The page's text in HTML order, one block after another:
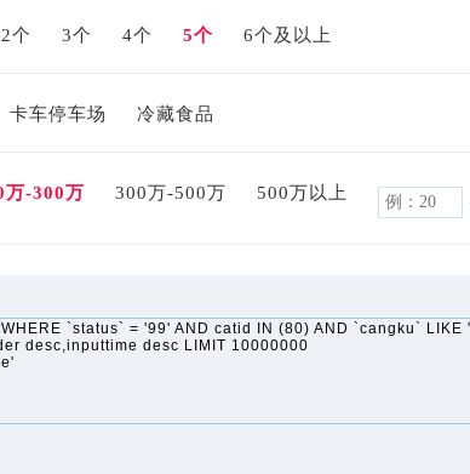
2个 3个 4个 5个 6个及以上
卡车停车场 冷藏食品
万-300万 300万-500万 500万以上
`status` = '99' AND catid IN (80) AND `cangku`
desc,inputtime desc LIMIT 10000000